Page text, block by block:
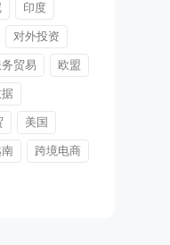
印度
对外投资
务贸易 欧盟
美国
南 跨境电商